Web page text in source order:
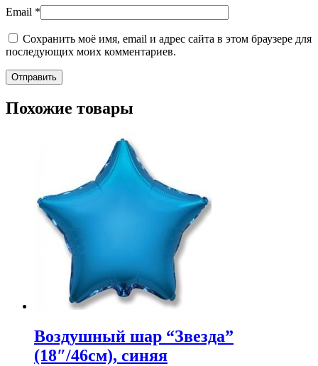
Email *
Сохранить моё имя, email и адрес сайта в этом браузере для
последующих моих комментариев.
Похожие товары
Воздушный шар “Звезда”
(18″/46см), синяя